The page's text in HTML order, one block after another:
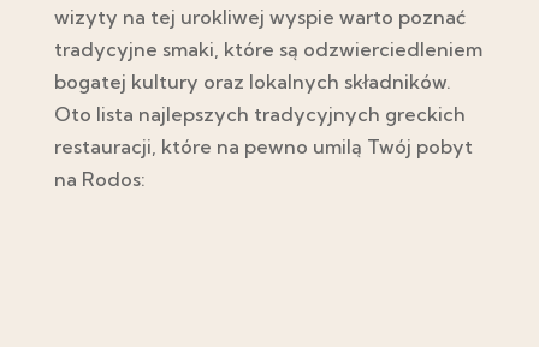
wizyty na tej urokliwej wyspie warto poznać
tradycyjne smaki, które są odzwierciedleniem
bogatej kultury oraz lokalnych składników.
Oto lista najlepszych tradycyjnych greckich
restauracji, które na pewno umilą Twój pobyt
na Rodos: